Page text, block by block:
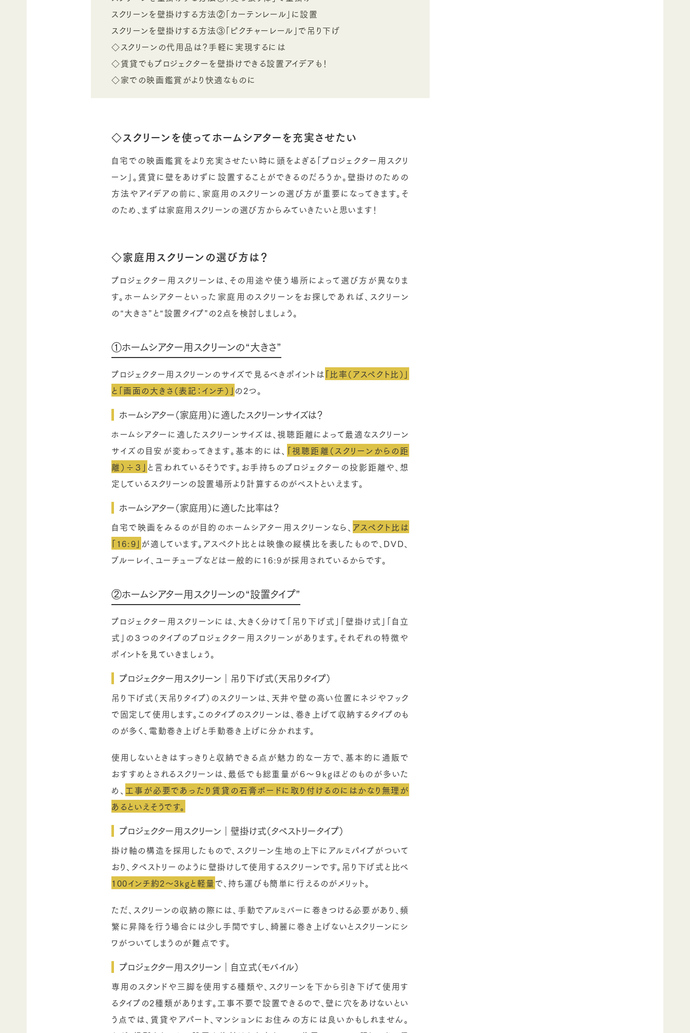
スクリーンを壁掛けする方法②「カーテンレール」に設置
スクリーンを壁掛けする方法③「ピクチャーレール」で吊り下げ
◇スクリーンの代用品は？手軽に実現するには
◇賃貸でもプロジェクターを壁掛けできる設置アイデアも！
◇家での映画鑑賞がより快適なものに
◇スクリーンを使ってホームシアターを充実させたい
自宅での映画鑑賞をより充実させたい時に頭をよぎる「プロジェクター用スクリ
ーン」。賃貸に壁をあけずに設置することができるのだろうか。壁掛けのための
方法やアイデアの前に、家庭用のスクリーンの選び方が重要になってきます。そ
のため、まずは家庭用スクリーンの選び方からみていきたいと思います！
◇家庭用スクリーンの選び方は？
プロジェクター用スクリーンは、その用途や使う場所によって選び方が異なりま
す。ホームシアターといった家庭用のスクリーンをお探しであれば、スクリーン
の“大きさ”と“設置タイプ”の2点を検討しましょう。
①ホームシアター用スクリーンの“大きさ”
プロジェクター用スクリーンのサイズで見るべきポイントは 「比率（アスペクト比）」
と「画面の大きさ（表記：インチ）」 の2つ。
ホームシアター（家庭用）に適したスクリーンサイズは？
ホームシアターに適したスクリーンサイズは、視聴距離によって最適なスクリーン
サイズの目安が変わってきます。基本的には、 「視聴距離（スクリーンからの距
離）÷３」 と言われているそうです。お手持ちのプロジェクターの投影距離や、想
定しているスクリーンの設置場所より計算するのがベストといえます。
ホームシアター（家庭用）に適した比率は？
自宅で映画をみるのが目的のホームシアター用スクリーンなら、 アスペクト比は
「16:9」 が適しています。アスペクト比とは映像の縦横比を表したもので、DVD、
ブルーレイ、ユーチューブなどは一般的に16:9が採用されているからです。
②ホームシアター用スクリーンの“設置タイプ”
プロジェクター用スクリーンには、大きく分けて「吊り下げ式」「壁掛け式」「自立
式」の３つのタイプのプロジェクター用スクリーンがあります。それぞれの特徴や
ポイントを見ていきましょう。
プロジェクター用スクリーン｜吊り下げ式（天吊りタイプ）
吊り下げ式（天吊りタイプ）のスクリーンは、天井や壁の高い位置にネジやフック
で固定して使用します。このタイプのスクリーンは、巻き上げて収納するタイプのも
のが多く、電動巻き上げと手動巻き上げに分かれます。
使用しないときはすっきりと収納できる点が魅力的な一方で、基本的に通販で
おすすめとされるスクリーンは、最低でも総重量が６～９kgほどのものが多いた
め、 工事が必要であったり賃貸の石膏ボードに取り付けるのにはかなり無理が
あるといえそうです。
プロジェクター用スクリーン｜壁掛け式（タペストリータイプ）
掛け軸の構造を採用したもので、スクリーン生地の上下にアルミパイプがついて
おり、タペストリーのように壁掛けして使用するスクリーンです。吊り下げ式と比べ
100インチ約2～3kgと軽量で、持ち運びも簡単に行えるのがメリット。
ただ、スクリーンの収納の際には、手動でアルミバーに巻きつける必要があり、頻
繁に昇降を行う場合には少し手間ですし、綺麗に巻き上げないとスクリーンにシ
ワがついてしまうのが難点です。
プロジェクター用スクリーン｜自立式（モバイル）
専用のスタンドや三脚を使用する種類や、スクリーンを下から引き下げて使用す
るタイプの2種類があります。工事不要で設置できるので、壁に穴をあけないとい
う点では、賃貸やアパート、マンションにお住みの方には良いかもしれません。